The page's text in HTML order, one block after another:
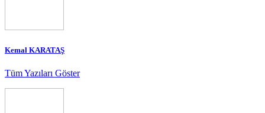
Kemal KARATAŞ
Tüm Yazıları Göster